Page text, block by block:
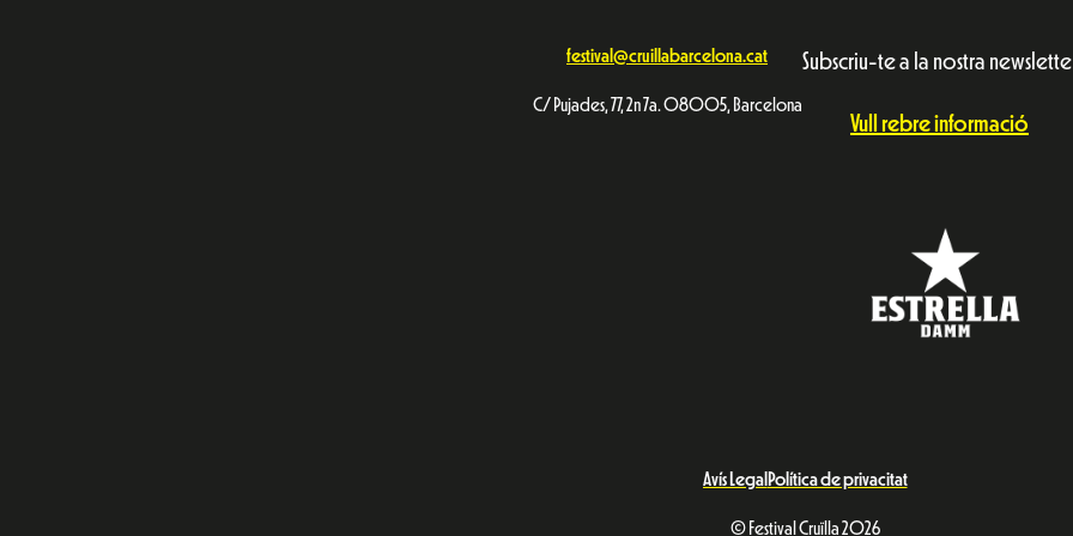
festival@cruillabarcelona.cat
C/ Pujades, 77, 2n 7a. 08005, Barcelona
Subscriu-te a la nostra
Vull rebre informació
Avís Legal Política de privacitat
© Festival Cruïlla 2026